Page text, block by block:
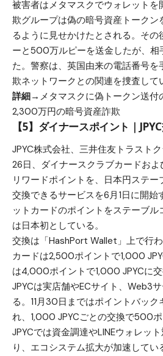
被害者はメタマスクでウォレット
欺グループは偽の暗号資産トークン
るように見せかけたとされる。そ
ーと500万ルピーを送金したが、相
た。警察は、英国由来の電話番号
欺ネットワークとの関連を捜査して
詳細→ メタマスクに偽トークン送
2,300万円の暗号資産詐欺
【5】ダイナースポイント｜
JPYC株式会社、三井住友トラスト
26日、ダイナースクラブカードおよ
リワードポイントを、日本円ステー
交換できるサービスを6月1日に開始
ットカードのポイントをステーブ
は日本初としている。
交換は「HashPort Wallet」上で行
カードは2,500ポイントで1,000
は4,000ポイントで1,000 JPYCに
JPYCは実店舗やECサイト、Web3
る。11月30日まではポイントバック
れ、1,000 JPYCごとの交換で500ポ
JPYCでは資金調達やLINEウォレッ
り、エコシステム拡大が加速してい